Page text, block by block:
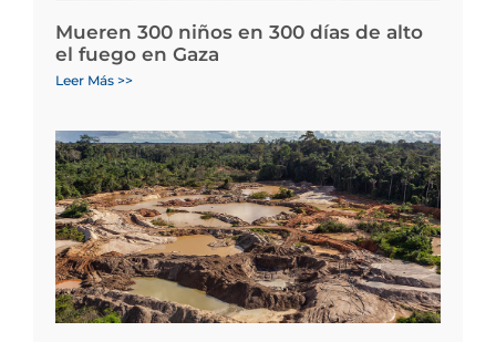
Mueren 300 niños en 300 días de alto
el fuego en Gaza
Leer Más >>